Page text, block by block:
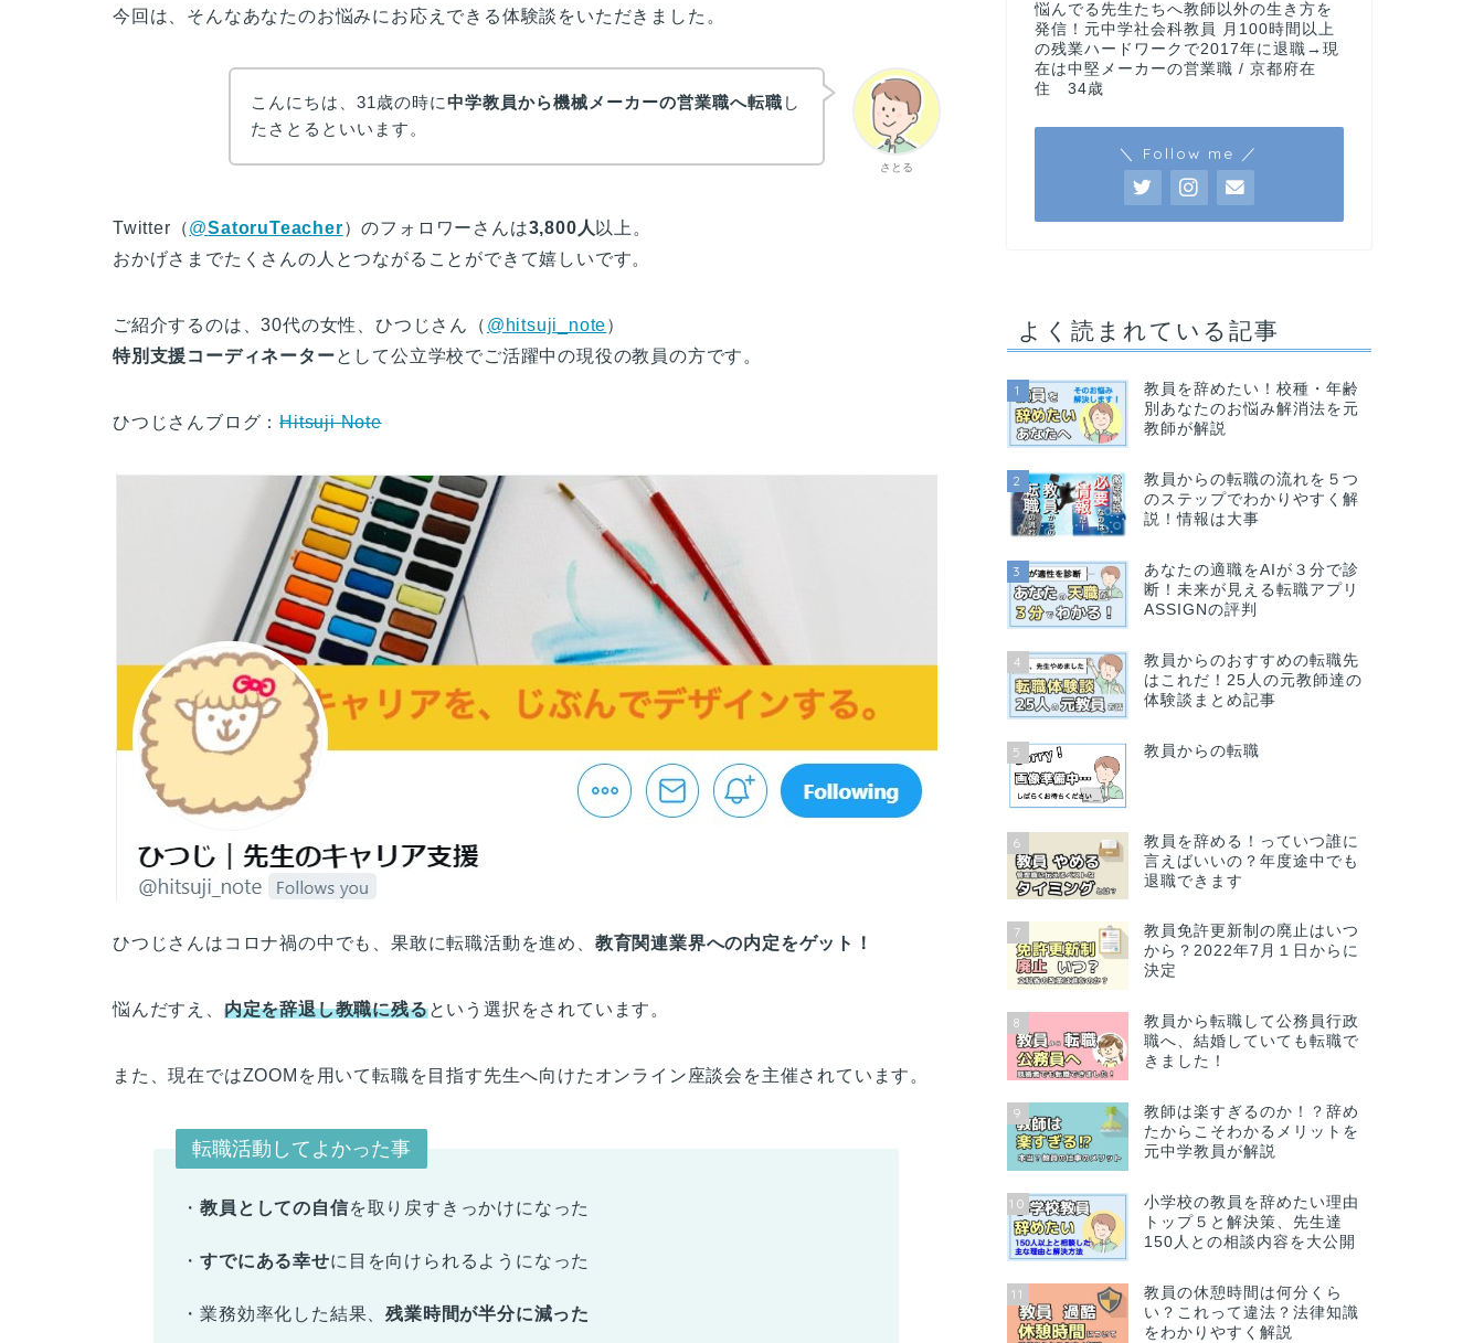
今回は、そんなあなたのお悩みにお応えできる体験談をいただきました。
さとる
こんにちは、31歳の時に中学教員から機械メーカーの営業職へ転職 し
たさとるといいます。
Twitter（@SatoruTeacher）のフォロワーさんは3,800人 以上。
おかげさまでたくさんの人とつながることができて嬉しいです。
ご紹介するのは、30代の女性、ひつじさん（ @hitsuji_note）
特別支援コーディネーターとして公立学校でご活躍中の現役の教員の方です。
ひつじさんブログ：Hitsuji Note
ひつじさんはコロナ禍の中でも、果敢に転職活動を進め、 教育関連業界への内定をゲット！
悩んだすえ、 内定を辞退し教職に残るという選択をされています。
また、現在ではZOOMを用いて転職を目指す先生へ向けたオンライン座談会を主催されています。
転職活動してよかった事
・教員としての自信を取り戻すきっかけになった
・すでにある幸せに目を向けられるようになった
・業務効率化した結果、残業時間が半分に減った
悩んでる先生たちへ教師以外の生き方を
発信！元中学社会科教員 月100時間以上
の残業ハードワークで2017年に退職→現
在は中堅メーカーの営業職 / 京都府在
住 34歳
＼ Follow me ／
よく読まれている記事
1
教員を辞めたい！校種・年齢
別あなたのお悩み解消法を元
教師が解説
2
教員からの転職の流れを５つ
のステップでわかりやすく解
説！情報は大事
3
あなたの適職をAIが３分で診
断！未来が見える転職アプリ
ASSIGNの評判
4
教員からのおすすめの転職先
はこれだ！25人の元教師達の
体験談まとめ記事
5 教員からの転職
6
教員を辞める！っていつ誰に
言えばいいの？年度途中でも
退職できます
7
教員免許更新制の廃止はいつ
から？2022年7月１日からに
決定
8
教員から転職して公務員行政
職へ、結婚していても転職で
きました！
9
教師は楽すぎるのか！？辞め
たからこそわかるメリットを
元中学教員が解説
10
小学校の教員を辞めたい理由
トップ５と解決策、先生達
150人との相談内容を大公開
11
教員の休憩時間は何分くら
い？これって違法？法律知識
をわかりやすく解説